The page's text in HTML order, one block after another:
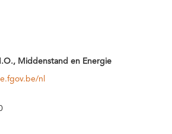
Middenstand en Energie
nl